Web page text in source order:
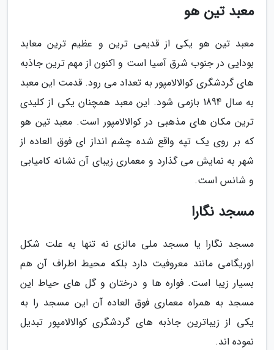
معبد تین هو
معبد تین هو یکی از قدیمی ترین و عظیم ترین معابد
بودایی در جنوب شرق آسیا است و اکنون از مهم ترین جاذبه
های گردشگری کوالالامپور به تعداد می رود. قدمت این معبد
به سال 1894 بازمی شود. این معبد همچنان یکی از کلیدی
ترین مکان های مذهبی در کوالالامپور است. معبد تین هو
که بر روی یک تپه واقع شده چشم انداز ای فوق العاده از
شهر به نمایش می گذارد و معماری زیبای آن نشانه کامیابی
و شانس است.
مسجد نگارا
مسجد نگارا یا مسجد ملی مالزی نه تنها به علت شکل
اوریگامی مانند معروفیت دارد بلکه محیط اطراف آن هم
بسیار زیبا است. فواره ها و درختان و گل های حیاط این
مسجد به همراه معماری فوق العاده آن این مسجد را به
یکی از زیباترین جاذبه های گردشگری کوالالامپور تبدیل
نموده اند.